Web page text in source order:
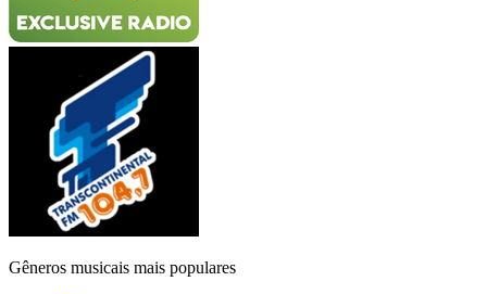
Gêneros musicais mais populares